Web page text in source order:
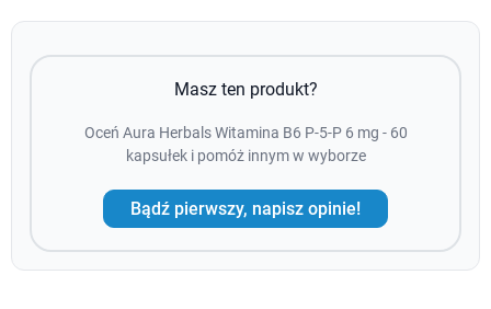
Masz ten produkt?
Oceń Aura Herbals Witamina B6 P-5-P 6 mg - 60
kapsułek i pomóż innym w wyborze
Bądź pierwszy, napisz opinie!